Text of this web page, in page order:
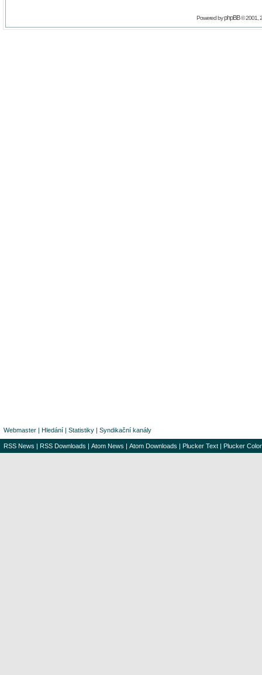
Powered byphpBB© 2001,
Webmaster | Hledání | Statistiky | Syndikační kanály
RSS News | RSS Downloads | Atom News | Atom Downloads | Plucker Text | Plucker Color